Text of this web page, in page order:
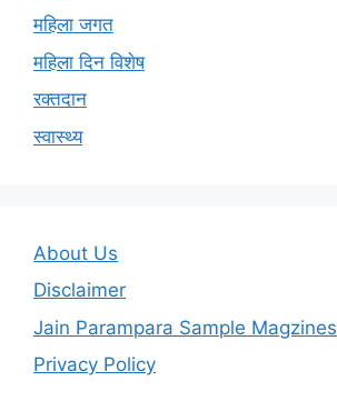
महिला जगत
महिला दिन विशेष
रक्तदान
स्वास्थ्य
About Us
Disclaimer
Jain Parampara Sample Magzines
Privacy Policy